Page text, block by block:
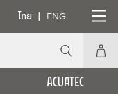
ไทย ENG